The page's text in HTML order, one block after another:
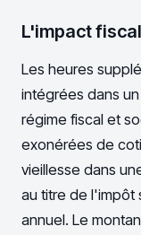
L'impact
Les heures
intégrées dans
régime fiscal et
exonérées de
vieillesse dans
au titre de l'impôt
annuel. Le